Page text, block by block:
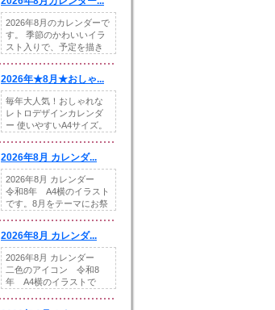
2026年8月のカレンダーで
す。 季節のかわいいイラ
スト入りで、予定を描き
2026年★8月★おしゃ...
毎年大人気！おしゃれな
レトロデザインカレンダ
ー 使いやすいA4サイズ。
2026年8月 カレンダ...
2026年8月 カレンダー
令和8年 A4横のイラスト
です。8月をテーマにお祭
2026年8月 カレンダ...
2026年8月 カレンダー
二色のアイコン 令和8
年 A4横のイラストで